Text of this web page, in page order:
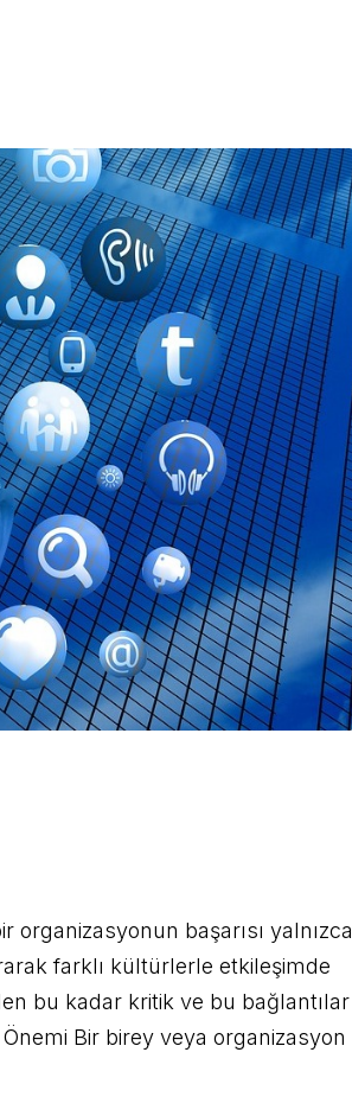
başarısı yalnızca
farklı kültürlerle etkileşimde
bu kadar kritik ve bu bağlantılar
Bir birey veya organizasyon